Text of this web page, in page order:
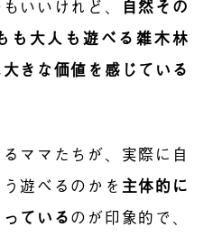
いいけれど、
自然その
も大人も遊べる雑木林
きな価値を感じている
ママたちが、実際に自
遊べるのかを 主体的に
ているのが印象的で、